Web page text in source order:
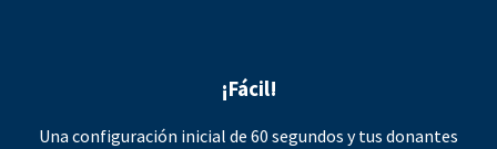
¡Fácil!
Una configuración inicial de 60 segundos y tus donantes